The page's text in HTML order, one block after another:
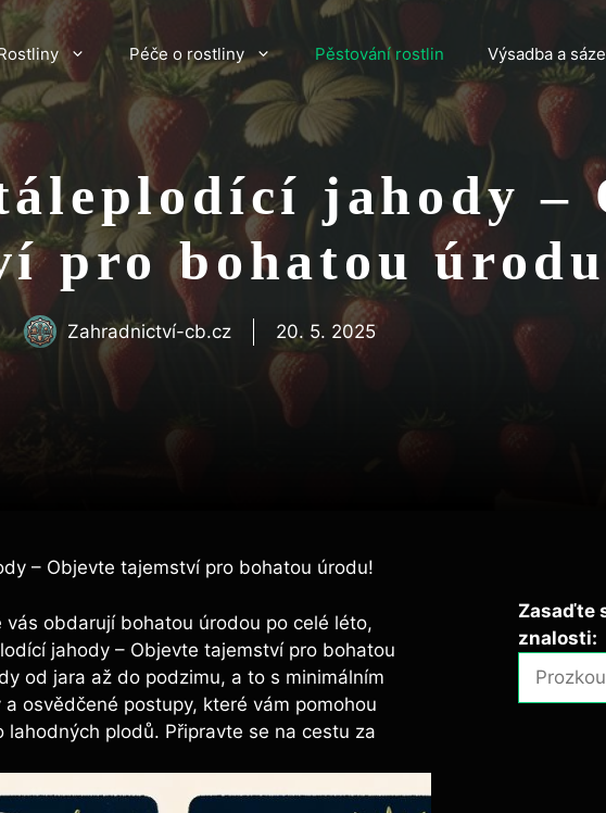
Péče o rostliny Pěstování rostlin Výsadba a
jahody –
pro bohatou
Zahradnictví-cb.cz 20. 5. 2025
– Objevte tajemství pro bohatou úrodu!
obdarují bohatou úrodou po celé léto,
jahody – Objevte tajemství pro bohatou
od jara až do podzimu, a to s minimálním
osvědčené postupy, které vám pomohou
plodů. Připravte se na cestu za
Zasaďte
znalosti: